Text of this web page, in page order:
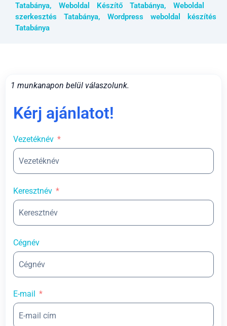
Tatabánya, Weboldal Készítő Tatabánya, Weboldal
szerkesztés Tatabánya, Wordpress weboldal készítés
Tatabánya
1 munkanapon belül válaszolunk.
Kérj ajánlatot!
Vezetéknév
Keresztnév
Cégnév
E-mail